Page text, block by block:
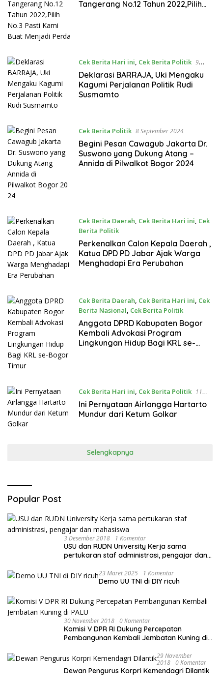
Tangerang No.12 Tahun 2022,Pilih
Cek Berita Hari ini, Cek Berita Politik 9
Oktober 2024
Deklarasi BARRAJA, Uki Mengaku
Kagumi Perjalanan Politik Rudi
Susmamto
Cek Berita Politik 8 September 2024
Begini Pesan Cawagub Jakarta Dr.
Suswono yang Dukung Atang –
Annida di Pilwalkot Bogor 2024
Cek Berita Daerah, Cek Berita Hari ini, Cek
Berita Politik
4 September 2024
Perkenalkan Calon Kepala Daerah ,
Katua DPD PD Jabar Ajak Warga
Menghadapi Era Perubahan
Cek Berita Daerah, Cek Berita Hari ini, Cek
Berita Nasional, Cek Berita Politik
18 Agustus 2024
Anggota DPRD Kabupaten Bogor
Kembali Advokasi Program
Lingkungan Hidup Bagi KRL se-
Cek Berita Hari ini, Cek Berita Politik
11
Agustus 2024
Ini Pernyataan Airlangga Hartarto
Mundur dari Ketum Golkar
Selengkapnya
Popular Post
3 Desember 2018 1 Komentar
USU dan RUDN University Kerja sama
pertukaran staf administrasi, pengajar dan
23 Maret 2025 1 Komentar
Demo UU TNI di DIY ricuh
30 November 2018 0 Komentar
Komisi V DPR RI Dukung Percepatan
Pembangunan Kembali Jembatan Kuning di
29 November
2018 0 Komentar
Dewan Pengurus Korpri Kemendagri Dilantik